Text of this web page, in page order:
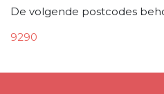
De volgende postcodes
9290